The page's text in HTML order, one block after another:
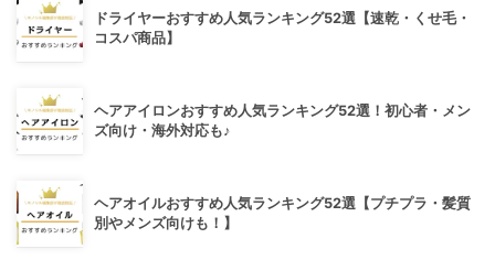
ドライヤーおすすめ人気ランキング52選【速乾・くせ毛・
コスパ商品】
ヘアアイロンおすすめ人気ランキング52選！初心者・メン
ズ向け・海外対応も♪
ヘアオイルおすすめ人気ランキング52選【プチプラ・髪質
別やメンズ向けも！】